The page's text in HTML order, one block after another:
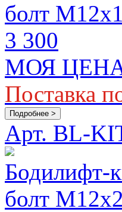
болт
3 300
МОЯ
Поставка
Подробнее >
Арт. BL-
Бодилифт-
болт